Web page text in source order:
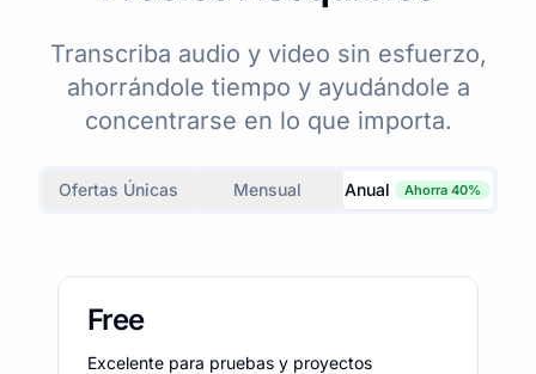
Transcriba audio y video sin esfuerzo,
ahorrándole tiempo y ayudándole a
concentrarse en lo que importa.
Ofertas Únicas Mensual Anual Ahorra 40%
Free
Excelente para pruebas y proyectos